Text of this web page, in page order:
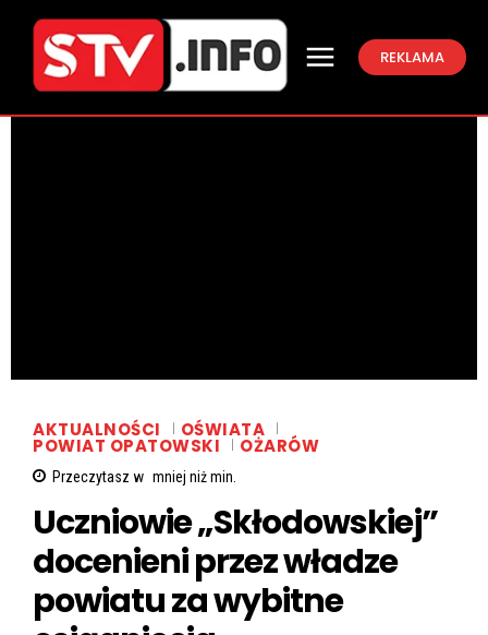
REKLAMA
AKTUALNOŚCI OŚWIATA
POWIAT OPATOWSKI OŻARÓW
Przeczytasz w mniej niżmin.
Uczniowie „Skłodowskiej”
docenieni przez władze
powiatu za wybitne